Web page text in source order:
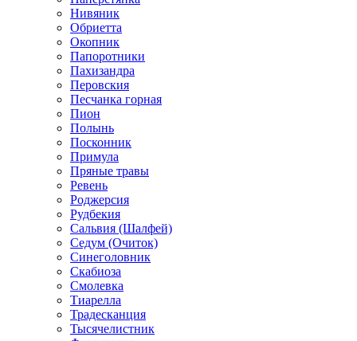
Нивяник
Обриетта
Окопник
Папоротники
Пахизандра
Перовския
Песчанка горная
Пион
Полынь
Посконник
Примула
Пряные травы
Ревень
Роджерсия
Рудбекия
Сальвия (Шалфей)
Седум (Очиток)
Синеголовник
Скабиоза
Смолевка
Тиарелла
Традесканция
Тысячелистник